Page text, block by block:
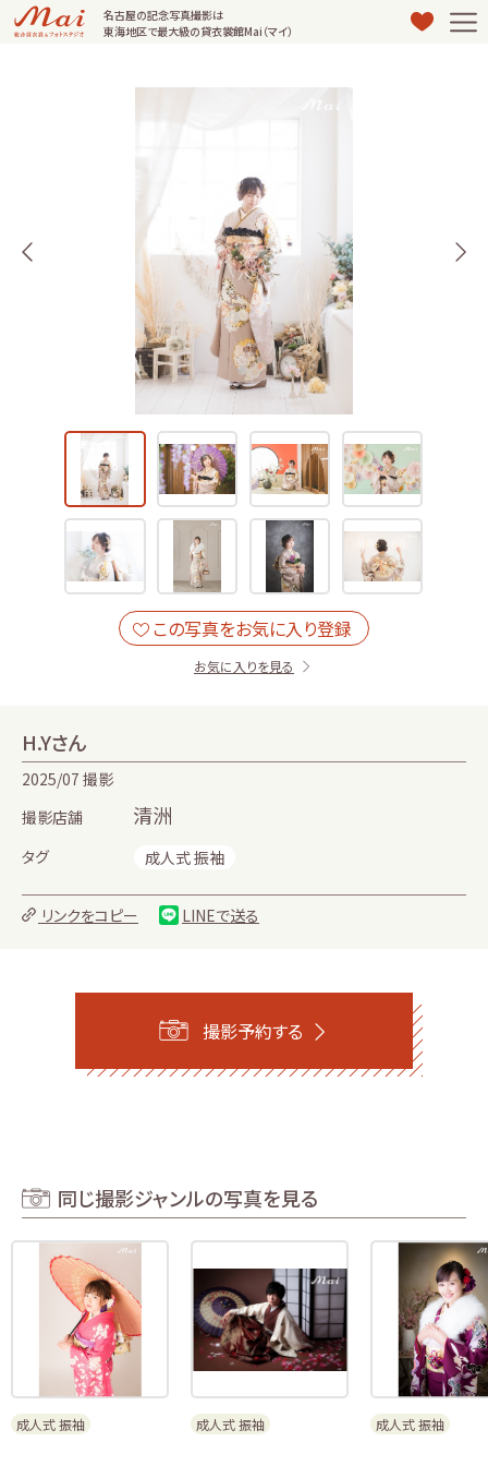
名古屋の記念写真撮影は
東海地区で最大級の貸衣裳館Mai（マイ）
お気に入りを見る
H.Yさん
2025/07 撮影
撮影店舗
清洲
タグ 成人式 振袖
リンクをコピー LINEで送る
撮影予約する
同じ撮影ジャンルの写真を見る
成人式 振袖 成人式 振袖 成人式 振袖